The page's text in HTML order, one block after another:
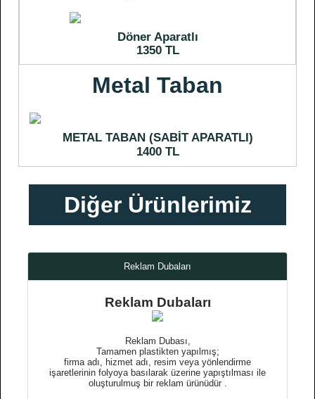
Döner Aparatlı
1350 TL
Metal Taban
METAL TABAN (SABİT APARATLI)
1400 TL
Diğer Ürünlerimiz
Reklam Dubaları
Reklam Dubaları
Reklam Dubası,
Tamamen plastikten yapılmış;
firma adı, hizmet adı, resim veya yönlendirme
işaretlerinin folyoya basılarak üzerine yapıştılması ile
oluşturulmuş bir reklam ürünüdür .